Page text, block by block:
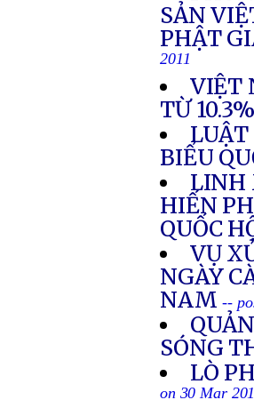
SẢN
PHẬT
2011
VIỆT
TỪ
LUẬT
BIỂU
LINH
HIẾN
QUỐC
VỤ
NGÀY
NAM--
SÓNG
LÒ